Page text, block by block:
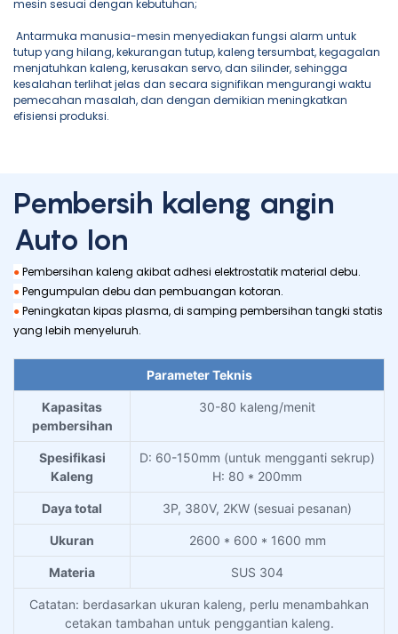
mesin sesuai dengan kebutuhan;
Antarmuka manusia-mesin menyediakan fungsi alarm untuk
tutup yang hilang, kekurangan tutup, kaleng tersumbat, kegagalan
menjatuhkan kaleng, kerusakan servo, dan silinder, sehingga
kesalahan terlihat jelas dan secara signifikan mengurangi waktu
pemecahan masalah, dan dengan demikian meningkatkan
efisiensi produksi.
Pembersih kaleng angin
Auto Ion
●Pembersihan kaleng akibat adhesi elektrostatik material debu.
●Pengumpulan debu dan pembuangan kotoran.
●Peningkatan kipas plasma, di samping pembersihan tangki statis
yang lebih menyeluruh.
Parameter Teknis
Kapasitas
pembersihan
30-80 kaleng/menit
Spesifikasi
Kaleng
D: 60-150mm (untuk mengganti sekrup)
H: 80 * 200mm
Daya total 3P, 380V, 2KW (sesuai pesanan)
Ukuran 2600 * 600 * 1600 mm
Materia SUS 304
Catatan: berdasarkan ukuran kaleng, perlu menambahkan
cetakan tambahan untuk penggantian kaleng.